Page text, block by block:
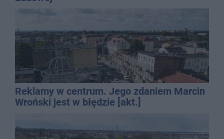
Reklamy w centrum. Jego zdaniem Marcin
Wroński jest w błędzie [akt.]